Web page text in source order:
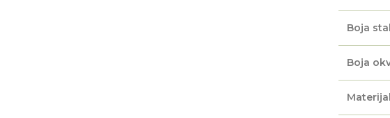
Boja
Boja